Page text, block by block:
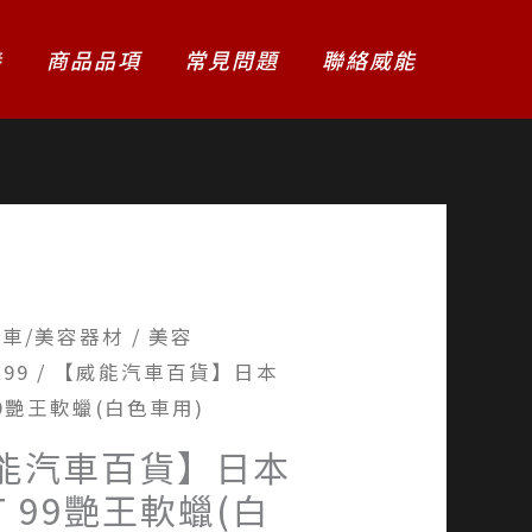
商品品項 常見問題 聯絡威能
/美容器材 / 美容
/ 【威能汽車百貨】日本
王軟蠟(白色車用)
汽車百貨】日本
99艷王軟蠟(白